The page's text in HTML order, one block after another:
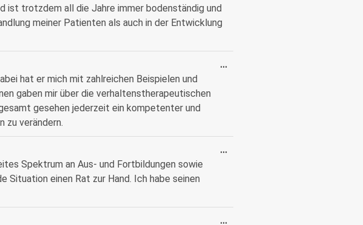
ist trotzdem all die Jahre immer bodenständig und
meiner Patienten als auch in der Entwicklung
hat er mich mit zahlreichen Beispielen und
gaben mir über die verhaltenstherapeutischen
gesehen jederzeit ein kompetenter und
zu verändern.
...
Spektrum an Aus- und Fortbildungen sowie
einen Rat zur Hand. Ich habe seinen
...
...